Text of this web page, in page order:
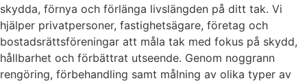
skydda, förnya och förlänga livslängden på ditt tak. Vi
hjälper privatpersoner, fastighetsägare, företag och
bostadsrättsföreningar att måla tak med fokus på skydd,
hållbarhet och förbättrat utseende. Genom noggrann
rengöring, förbehandling samt målning av olika typer av